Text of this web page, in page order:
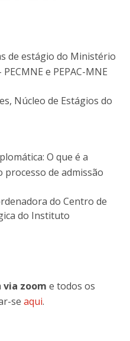
de estágio do Ministério
e PEPAC-MNE
Núcleo de Estágios do
O que é a
de admissão
do Centro de
do Instituto
via zoom e todos os
se aqui.